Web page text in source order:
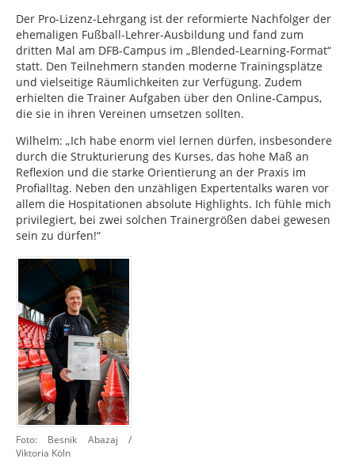
Der Pro-Lizenz-Lehrgang ist der reformierte Nachfolger der
ehemaligen Fußball-Lehrer-Ausbildung und fand zum
dritten Mal am DFB-Campus im „Blended-Learning-Format“
statt. Den Teilnehmern standen moderne Trainingsplätze
und vielseitige Räumlichkeiten zur Verfügung. Zudem
erhielten die Trainer Aufgaben über den Online-Campus,
die sie in ihren Vereinen umsetzen sollten.
Wilhelm: „Ich habe enorm viel lernen dürfen, insbesondere
durch die Strukturierung des Kurses, das hohe Maß an
Reflexion und die starke Orientierung an der Praxis im
Profialltag. Neben den unzähligen Expertentalks waren vor
allem die Hospitationen absolute Highlights. Ich fühle mich
privilegiert, bei zwei solchen Trainergrößen dabei gewesen
sein zu dürfen!“
Foto: Besnik Abazaj /
Viktoria Köln